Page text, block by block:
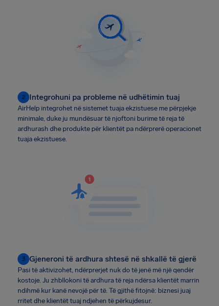
2 Integrohuni pa probleme në udhëtimin tuaj
AirHelp integrohet në sistemet tuaja ekzistuese me përpjekje
minimale, duke ju mundësuar të njoftoni burime të reja të
ardhurash dhe produkte për klientët pa ndërprerë operacionet
tuaja ekzistuese.
3 Gjeneroni të ardhura shtesë në shkallë të gjerë
Pasi të aktivizohet, ndërprerjet nuk do të jenë më një qendër
kostoje. Ju zhbllokoni të ardhura të reja ndërsa klientët marrin
ndihmë kur kanë nevojë për të. Të gjithë fitojnë: biznesi juaj
rritet dhe klientët tuaj ndjehen të përkujdesur.